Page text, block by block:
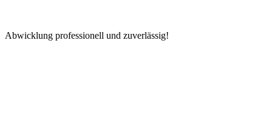
Abwicklung professionell und zuverlässig!